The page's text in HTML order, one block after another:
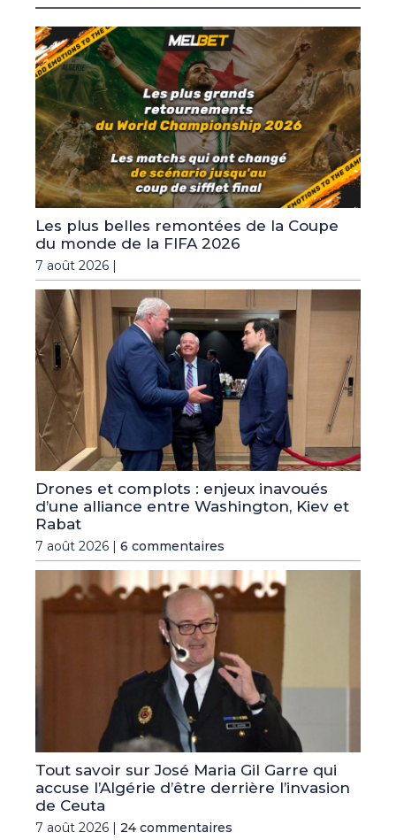
Les plus belles remontées de la Coupe
du monde de la FIFA 2026
7 août 2026 |
Drones et complots : enjeux inavoués
d’une alliance entre Washington, Kiev et
Rabat
7 août 2026 | 6 commentaires
Tout savoir sur José Maria Gil Garre qui
accuse l’Algérie d’être derrière l’invasion
de Ceuta
7 août 2026 | 24 commentaires